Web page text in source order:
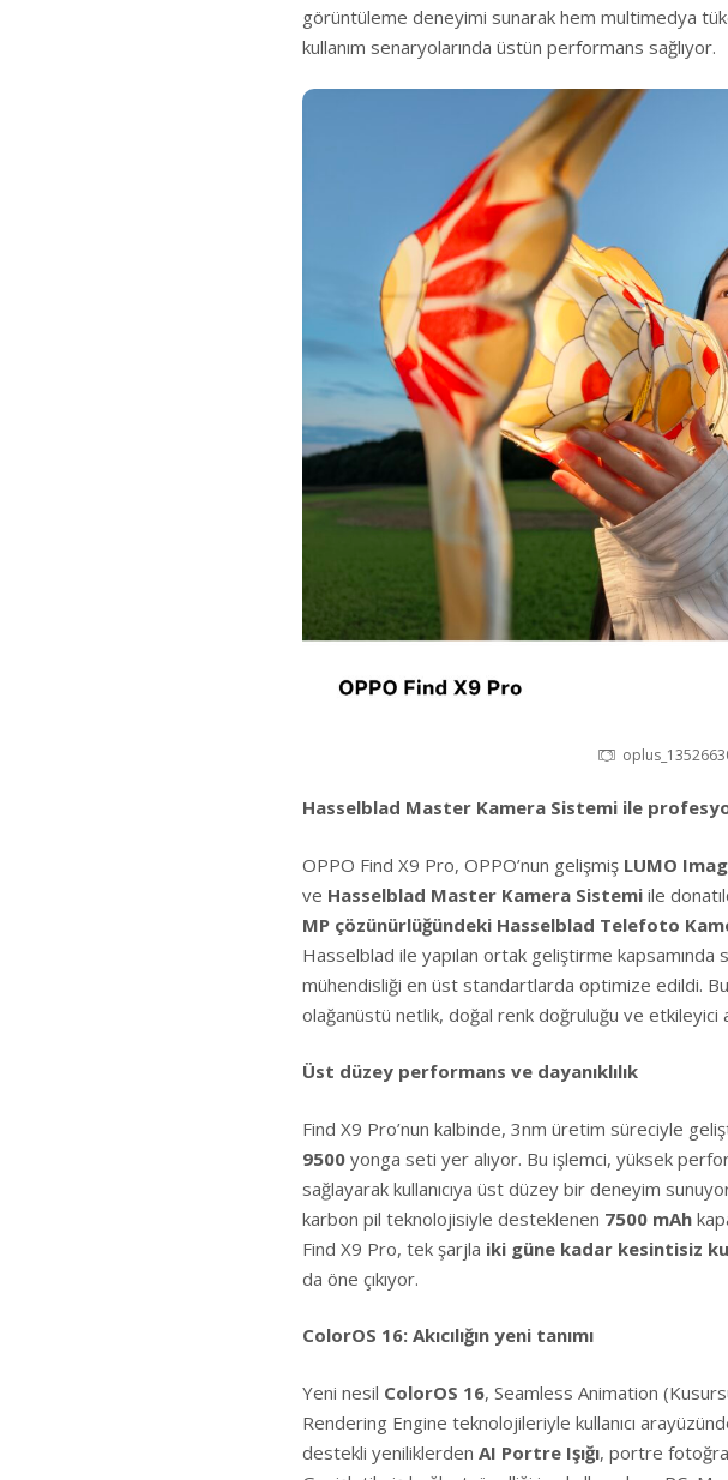
görüntüleme deneyimi sunarak hem multimedya
kullanım senaryolarında üstün performans sağlıyor.
Hasselblad Master Kamera Sistemi ile
OPPO Find X9 Pro, OPPO’nun gelişmiş LUMO
ve Hasselblad Master Kamera Sistemi ile
MP çözünürlüğündeki Hasselblad Telefoto
Hasselblad ile yapılan ortak geliştirme
mühendisliği en üst standartlarda optimize edildi.
olağanüstü netlik, doğal renk doğruluğu ve etkileyici
Üst düzey performans ve dayanıklılık
Find X9 Pro’nun kalbinde, 3nm üretim süreciyle
9500 yonga seti yer alıyor. Bu işlemci, yüksek
sağlayarak kullanıcıya üst düzey bir deneyim
karbon pil teknolojisiyle desteklenen 7500 mAh
Find X9 Pro, tek şarjla iki güne kadar kesintisiz
da öne çıkıyor.
ColorOS 16: Akıcılığın yeni tanımı
Yeni nesil ColorOS 16, Seamless Animation
Rendering Engine teknolojileriyle kullanıcı
destekli yeniliklerden AI Portre Işığı, portre